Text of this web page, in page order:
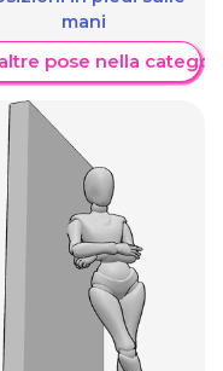
mani
pose nella